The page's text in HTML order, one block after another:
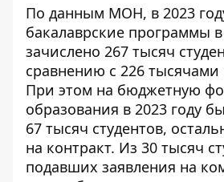
По данным МОН, в 2023
бакалаврские программы
зачислено 267 тысяч
сравнению с 226 тысячами
При этом на бюджетную
образования в 2023 году
67 тысяч студентов,
на контракт. Из 30 тысяч
подавших заявления на